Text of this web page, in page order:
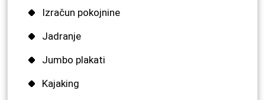
Izračun pokojnine
Jadranje
Jumbo plakati
Kajaking